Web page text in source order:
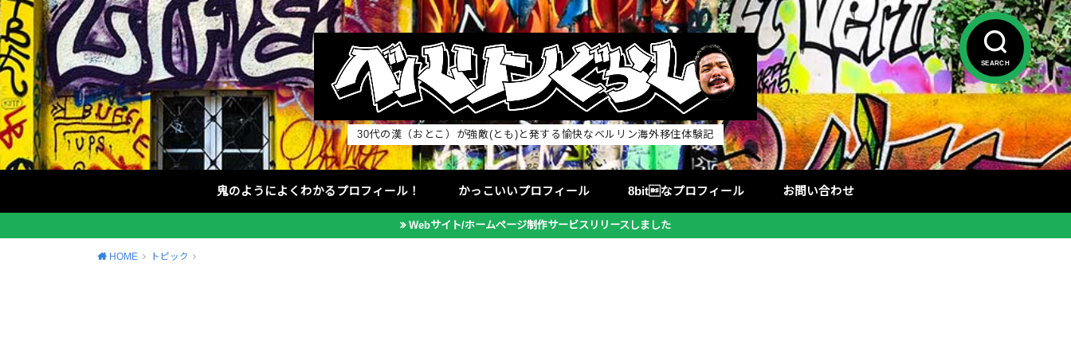
SEARCH
30代の漢（おとこ）が強敵(とも)と発する愉快なベルリン海外移住体験記
鬼のようによくわかるプロフィール！ かっこいいプロフィール 8bitなプロフィール お問い合わせ
Webサイト/ホームページ制作サービスリリースしました
HOME トピック